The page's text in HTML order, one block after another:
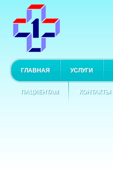
ГЛАВНАЯ УСЛУГИ
ПАЦИЕНТАМ КОНТАКТЫ